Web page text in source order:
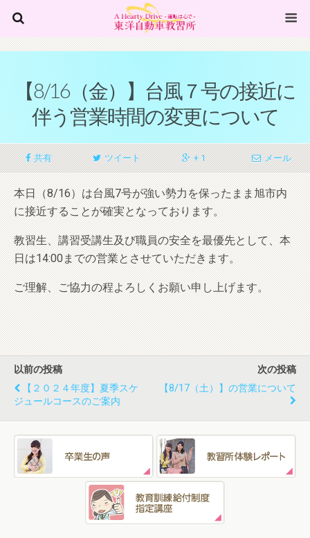
【8/16（金）】台風７号の接近に
伴う営業時間の変更について
共有 ツイート + 1 メール
本日（8/16）は台風7号が強い勢力を保ったまま旭市内
に接近することが確実となっております。
教習生、講習受講生及び職員の安全を最優先として、 本
日は14:00までの営業とさせていただきます。
ご理解、ご協力の程よろしくお願い申し上げます。
以前の投稿
【２０２４年度】夏季スケ
ジュールコースのご案内
次の投稿
【8/17（土）】の営業について